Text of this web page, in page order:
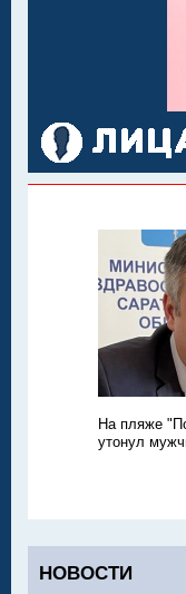
На пляже
утонул
НОВОСТИ